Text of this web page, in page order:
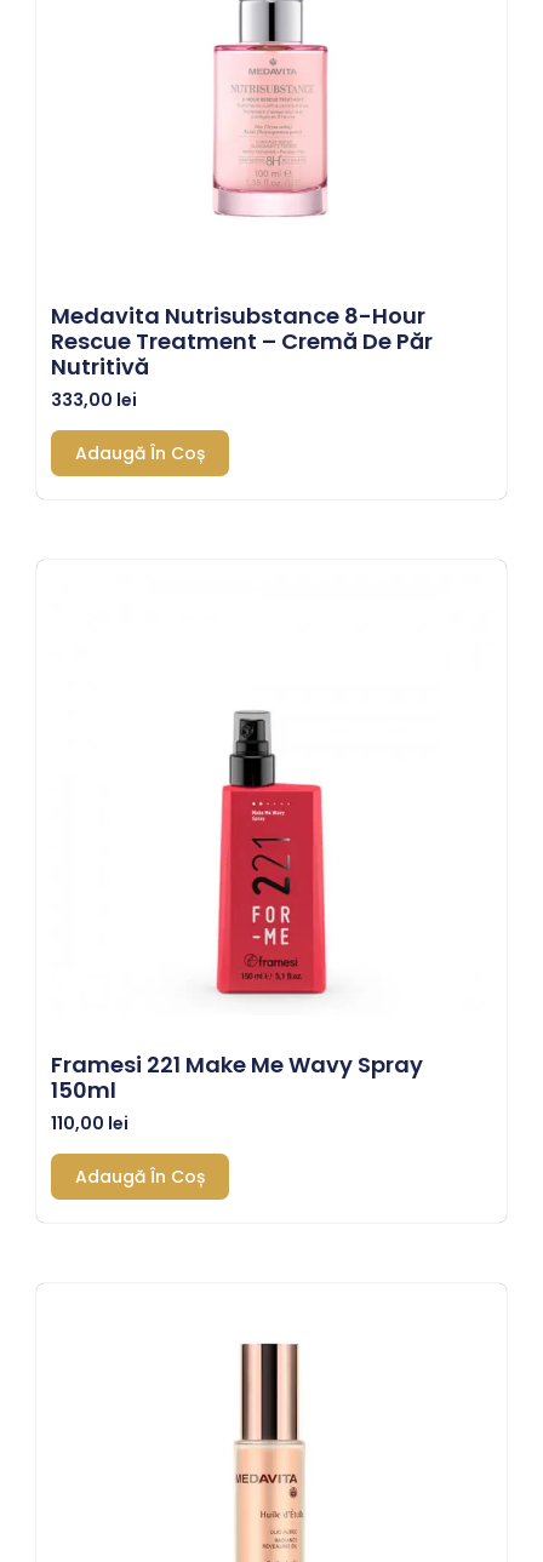
Medavita Nutrisubstance 8-Hour
Rescue Treatment – Cremă De Păr
Nutritivă
333,00 lei
Adaugă În Coș
Framesi 221 Make Me Wavy Spray
150ml
110,00 lei
Adaugă În Coș